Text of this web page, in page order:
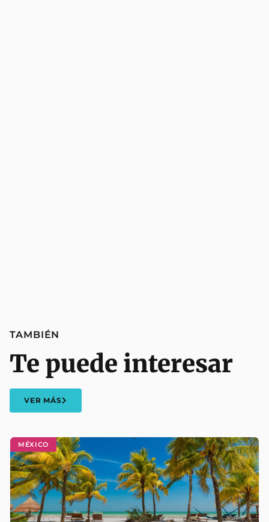
MÉXICO
TAMBIÉN
Te puede interesar
VER MÁS